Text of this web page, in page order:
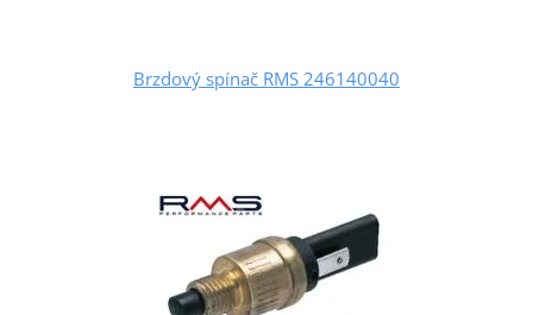
Brzdový spínač RMS 246140040